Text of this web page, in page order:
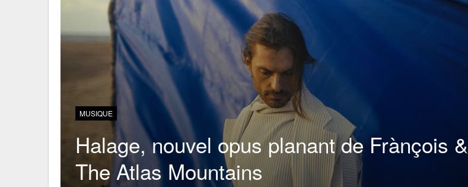
MUSIQUE
Halage, nouvel opus planant de Frànçois &
The Atlas Mountains